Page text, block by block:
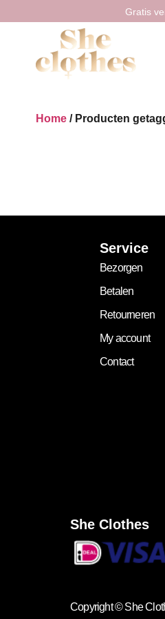
Gratis
Home / Producten
Service
Bezorgen
Betalen
Retourneren
My account
Contact
She Clothes
Copyright ©She